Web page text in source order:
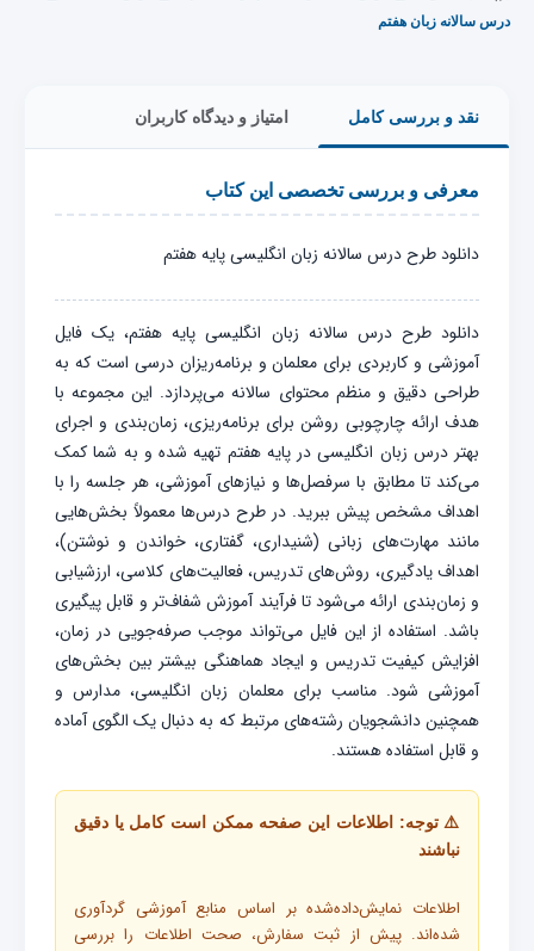
درس سالانه زبان هفتم
نقد و بررسی کامل امتیاز و دیدگاه کاربران
معرفی و بررسی تخصصی این کتاب
دانلود طرح درس سالانه زبان انگلیسی پایه هفتم
دانلود طرح درس سالانه زبان انگلیسی پایه هفتم، یک فایل
آموزشی و کاربردی برای معلمان و برنامه‌ریزان درسی است که به
طراحی دقیق و منظم محتوای سالانه می‌پردازد. این مجموعه با
هدف ارائه چارچوبی روشن برای برنامه‌ریزی، زمان‌بندی و اجرای
بهتر درس زبان انگلیسی در پایه هفتم تهیه شده و به شما کمک
می‌کند تا مطابق با سرفصل‌ها و نیازهای آموزشی، هر جلسه را با
اهداف مشخص پیش ببرید. در طرح درس‌ها معمولاً بخش‌هایی
مانند مهارت‌های زبانی (شنیداری، گفتاری، خواندن و نوشتن)،
اهداف یادگیری، روش‌های تدریس، فعالیت‌های کلاسی، ارزشیابی
و زمان‌بندی ارائه می‌شود تا فرآیند آموزش شفاف‌تر و قابل پیگیری
باشد. استفاده از این فایل می‌تواند موجب صرفه‌جویی در زمان،
افزایش کیفیت تدریس و ایجاد هماهنگی بیشتر بین بخش‌های
آموزشی شود. مناسب برای معلمان زبان انگلیسی، مدارس و
همچنین دانشجویان رشته‌های مرتبط که به دنبال یک الگوی آماده
و قابل استفاده هستند.
⚠️ توجه: اطلاعات این صفحه ممکن است کامل یا دقیق
نباشند
اطلاعات نمایش‌داده‌شده بر اساس منابع آموزشی گردآوری
شده‌اند. پیش از ثبت سفارش، صحت اطلاعات را بررسی